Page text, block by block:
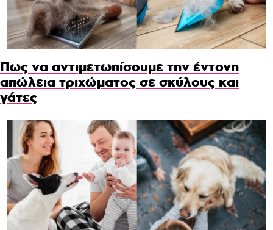
Πως να αντιμετωπίσουμε την έντονη
απώλεια τριχώματος σε σκύλους και
γάτες